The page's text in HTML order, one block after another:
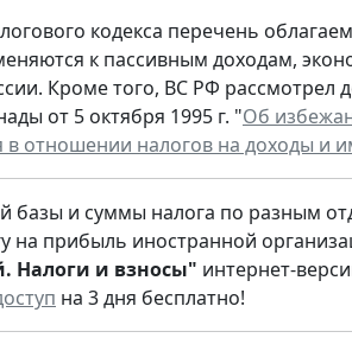
кодекса перечень
к пассивным доходам,
Кроме того, ВС РФ
от 5 октября 1995 г. "Об
отношении налогов на доходы и
базы и суммы налога по разным
на прибыль иностранной
Налоги и взносы" интернет-
на 3 дня бесплатно!